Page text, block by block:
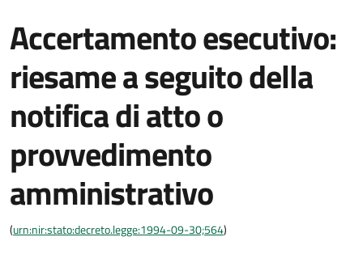
Accertamento esecutivo:
riesame a seguito della
notifica di atto o
provvedimento
amministrativo
(urn:nir:stato:decreto.legge:1994-09-30;564)